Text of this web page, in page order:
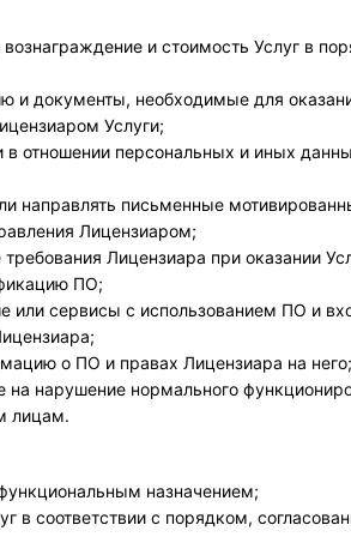
и стоимость Услуг в
и документы, необходимые для
Услуги;
отношении персональных и иных
направлять письменные
Лицензиаром;
Лицензиара при оказании
ПО;
или сервисы с использованием ПО и
о ПО и правах Лицензиара на него;
на нарушение нормального
лицам.
назначением;
в соответствии с порядком,